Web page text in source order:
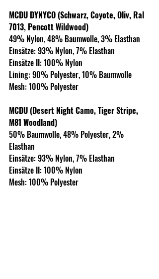
MCDU DYNYCO (Schwarz, Coyote, Oliv, Ral
7013, Pencott Wildwood)
49% Nylon, 48% Baumwolle, 3% Elasthan
Einsätze: 93% Nylon, 7% Elasthan
Einsätze II: 100% Nylon
Lining: 90% Polyester, 10% Baumwolle
Mesh: 100% Polyester
MCDU (Desert Night Camo, Tiger Stripe,
M81 Woodland)
50% Baumwolle, 48% Polyester, 2%
Elasthan
Einsätze: 93% Nylon, 7% Elasthan
Einsätze II: 100% Nylon
Mesh: 100% Polyester